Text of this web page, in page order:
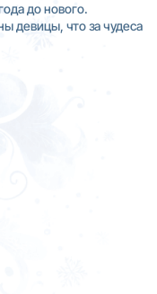
до нового.
девицы, что за чудеса